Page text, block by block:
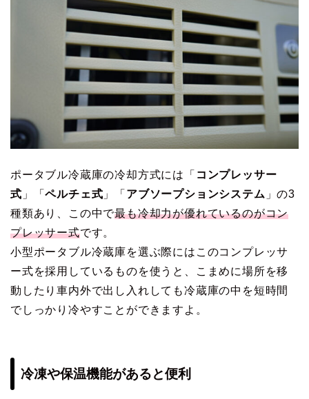
ポータブル冷蔵庫の冷却方式には「 コンプレッサー
式 」「ペルチェ式 」「 アブソープションシステム 」の3
種類あり、この中で最も冷却力が優れているのがコン
プレッサー式です。
小型ポータブル冷蔵庫を選ぶ際にはこのコンプレッサ
ー式を採用しているものを使うと、こまめに場所を移
動したり車内外で出し入れしても冷蔵庫の中を短時間
でしっかり冷やすことができますよ。
冷凍や保温機能があると便利